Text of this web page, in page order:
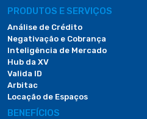
PRODUTOS E SERVIÇOS
Análise de Crédito
Negativação e Cobrança
Inteligência de Mercado
Hub da XV
Valida ID
Arbitac
Locação de Espaços
BENEFÍCIOS